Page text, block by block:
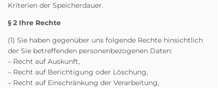
Kriterien der Speicherdauer.
§ 2 Ihre Rechte
(1) Sie haben gegenüber uns folgende Rechte hinsichtlich
der Sie betreffenden personenbezogenen Daten:
– Recht auf Auskunft,
– Recht auf Berichtigung oder Löschung,
– Recht auf Einschränkung der Verarbeitung,